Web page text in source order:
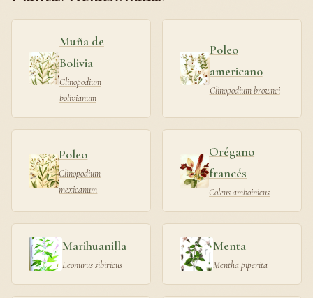
Muña de
Bolivia
Clinopodium
bolivianum
Poleo
americano
Clinopodium brownei
Poleo
Clinopodium
mexicanum
Orégano
francés
Coleus amboinicus
Marihuanilla
Leonurus sibiricus
Menta
Mentha piperita